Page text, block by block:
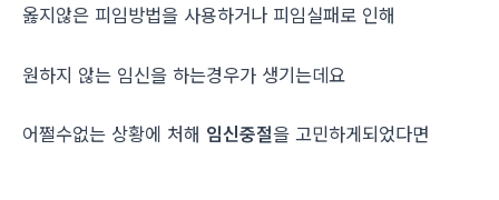
옳지않은 피임방법을 사용하거나 피임실패로 인해
원하지 않는 임신을 하는경우가 생기는데요
어쩔수없는 상황에 처해 임신중절을 고민하게되었다면